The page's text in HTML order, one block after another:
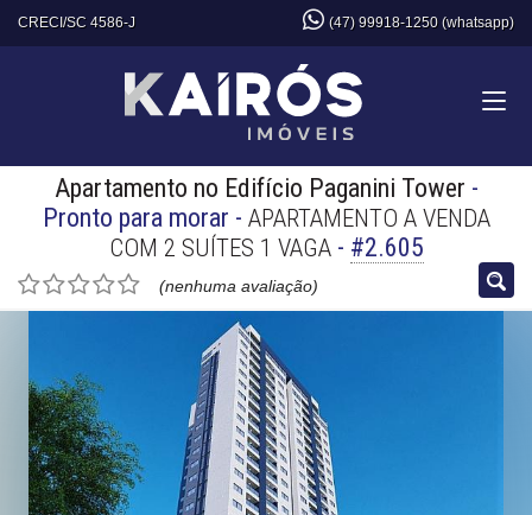
CRECI/SC 4586-J (47) 99918-1250 (whatsapp)
Apartamento no Edifício Paganini Tower -
Pronto para morar - APARTAMENTO A VENDA
COM 2 SUÍTES 1 VAGA- #2.605
(nenhuma avaliação)